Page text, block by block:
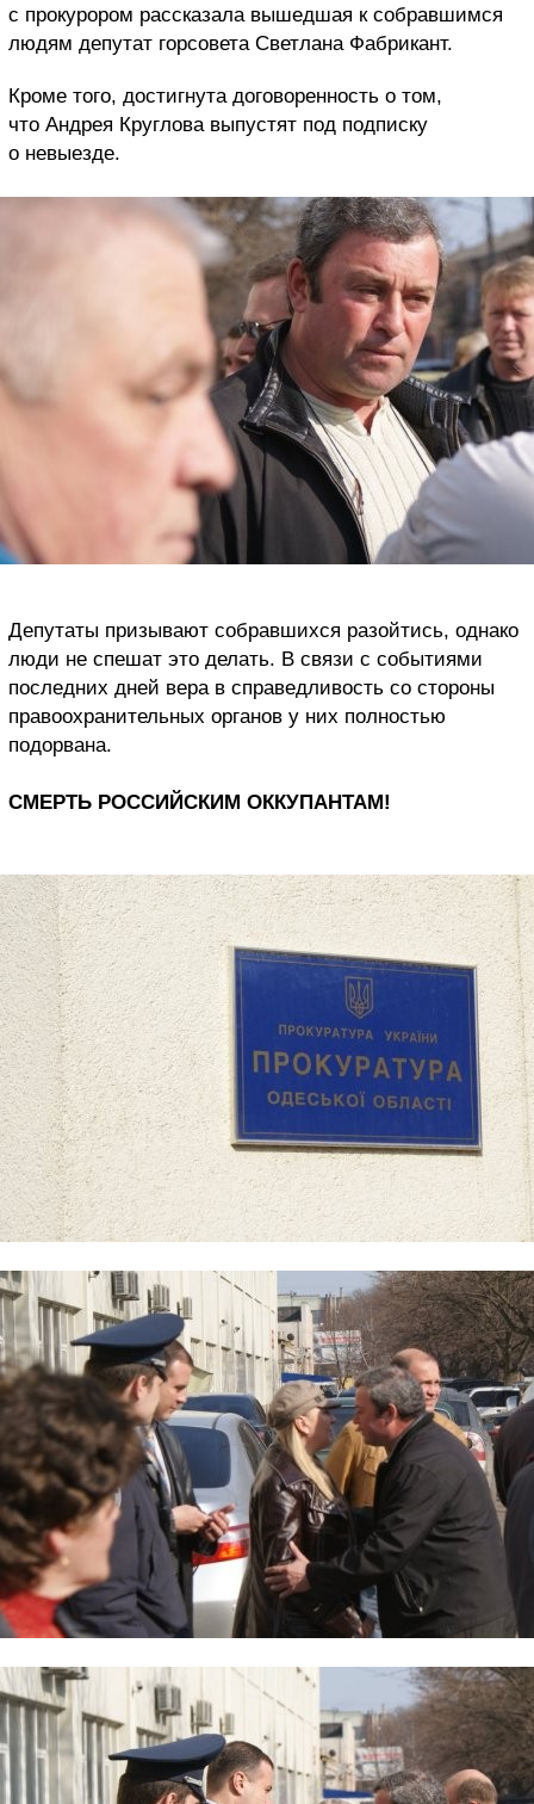
с прокурором рассказала вышедшая к собравшимся
людям депутат горсовета Светлана Фабрикант.
Кроме того, достигнута договоренность о том,
что Андрея Круглова выпустят под подписку
о невыезде.
Депутаты призывают собравшихся разойтись, однако
люди не спешат это делать. В связи с событиями
последних дней вера в справедливость со стороны
правоохранительных органов у них полностью
подорвана.
СМЕРТЬ РОССИЙСКИМ ОККУПАНТАМ!